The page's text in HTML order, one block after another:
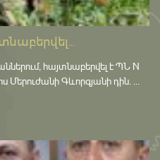
հայտնաբերվել է ՊՆ N
Գևորգյանի դին. ...